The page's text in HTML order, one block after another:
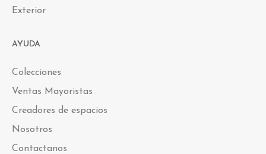
Exterior
AYUDA
Colecciones
Ventas Mayoristas
Creadores de espacios
Nosotros
Contactanos